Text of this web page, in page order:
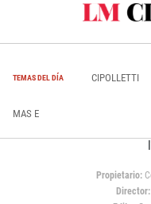
TEMAS DEL DÍA CIPOLLETTI
MAS E
Propietario:
Director: